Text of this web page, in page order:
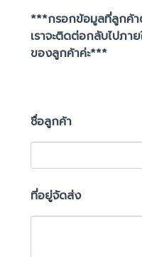
***กรอกข้อมูลที่ลูกค้า
เราจะติดต่อกลับไปภา
ของลูกค้าค่ะ***
ชื่อลูกค้า
ที่อยู่จัดส่ง